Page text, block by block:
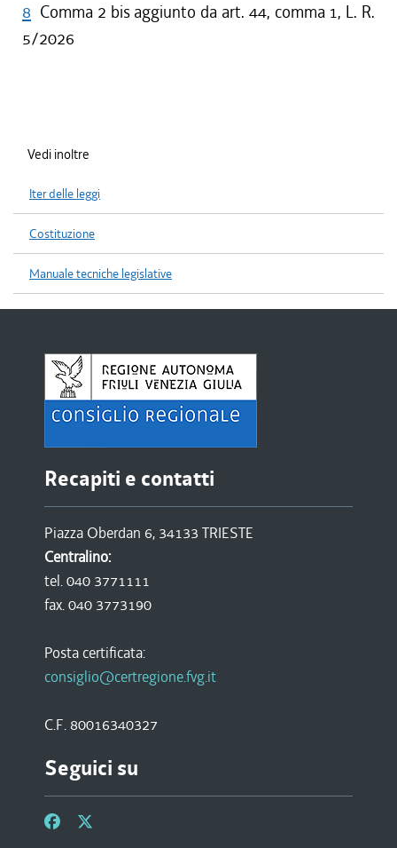
8 Comma 2 bis aggiunto da art. 44, comma 1, L. R.
5/2026
Vedi inoltre
Iter delle leggi
Costituzione
Manuale tecniche legislative
Recapiti e contatti
Piazza Oberdan 6, 34133 TRIESTE
Centralino:
tel. 040 3771111
fax. 040 3773190
Posta certificata:
consiglio@certregione.fvg.it
C.F. 80016340327
Seguici su